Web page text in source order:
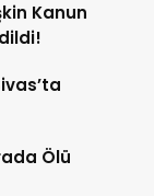
Kanun
Ölü